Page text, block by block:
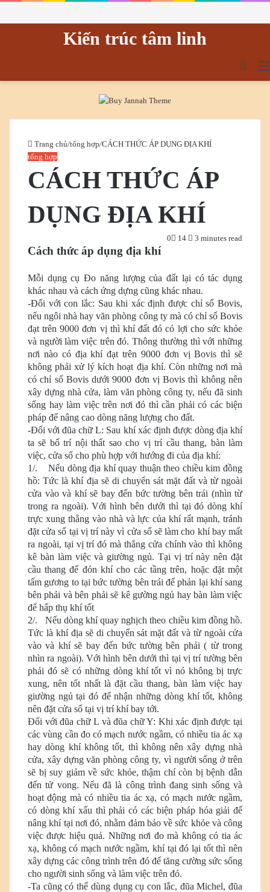
Kiến trúc tâm linh
tìm
kiếm
Trang chủ/tổng hợp/CÁCH THỨC ÁP DỤNG ĐỊA KHÍ
tổng hợp
CÁCH THỨC ÁP
DỤNG ĐỊA KHÍ
0 14 3 minutes read
Cách thức áp dụng địa khí
Mỗi dụng cụ Đo năng lượng của đất lại có tác dụng
khác nhau và cách ứng dựng cũng khác nhau.
-Đối với con lắc: Sau khi xác định được chỉ số Bovis,
nếu ngôi nhà hay văn phòng công ty mà có chỉ số Bovis
đạt trên 9000 đơn vị thì khí đất đó có lợi cho sức khỏe
và người làm việc trên đó. Thông thường thì với những
nơi nào có địa khí đạt trên 9000 đơn vị Bovis thì sẽ
không phải xử lý kích hoạt địa khí. Còn những nơi mà
có chỉ số Bovis dưới 9000 đơn vị Bovis thì không nên
xây dựng nhà cửa, làm văn phòng công ty, nếu đã sinh
sống hay làm việc trên nơi đó thì cần phải có các biện
pháp để nâng cao dòng năng lượng cho đất.
-Đối với đũa chữ L: Sau khí xác định được dòng địa khí
ta sẽ bố trí nội thất sao cho vị trí cầu thang, bàn làm
việc, cửa sổ cho phù hợp với hướng đi của địa khí:
1/. Nếu dòng địa khí quay thuận theo chiều kim đồng
hồ: Tức là khí địa sẽ di chuyển sát mặt đất và từ ngoài
cửa vào và khí sẽ bay đến bức tường bên trái (nhìn từ
trong ra ngoài). Với hình bên dưới thì tại đó dòng khí
trực xung thẳng vào nhà và lực của khí rất mạnh, tránh
đặt cửa sổ tại vị trí này vì cửa sổ sẽ làm cho khí bay mất
ra ngoài, tại vị trí đó mà thẳng cửa chính vào thì không
kê bàn làm việc và giường ngủ. Tại vị trí này nên đặt
cầu thang để đón khí cho các tầng trên, hoặc đặt một
tấm gương to tại bức tường bên trái để phản lại khí sang
bên phải và bên phải sẽ kê gường ngủ hay bàn làm việc
để hấp thụ khí tốt
2/. Nếu dòng khí quay nghịch theo chiều kim đồng hồ.
Tức là khí địa sẽ di chuyển sát mặt đất và từ ngoài cửa
vào và khí sẽ bay đến bức tường bên phải ( từ trong
nhìn ra ngoài). Với hình bên dưới thì tại vị trí tường bên
phải đó sẽ có những dòng khí tốt vì nó không bị trực
xung, nên tốt nhất là đặt cầu thang, bàn làm việc hay
giường ngủ tại đó để nhận những dòng khí tốt, không
nên đặt cửa sổ tại vị trí khí bay tới.
Đối với đũa chữ L và đũa chữ Y: Khi xác định được tại
các vùng cần đo có mạch nước ngầm, có nhiều tia ác xạ
hay dòng khí không tốt, thì không nên xây dựng nhà
cửa, xây dựng văn phòng công ty, vì người sống ở trên
sẽ bị suy giảm về sức khỏe, thậm chí còn bị bệnh dẫn
đến tử vong. Nếu đã là công trình đang sinh sống và
hoạt động mà có nhiều tia ác xạ, có mạch nước ngầm,
có dòng khí xấu thì phải có các biện pháp hóa giải để
nâng khí tại nơi đó, nhằm đảm bảo về sức khỏe và công
việc được hiệu quả. Những nơi đo mà không có tia ác
xạ, không có mạch nước ngầm, khí tại đó lại tốt thì nên
xây dựng các công trình trên đó để tăng cường sức sống
cho người sinh sống và làm việc trên đó.
-Ta cũng có thể dùng dụng cụ con lắc, đũa Michel, đũa